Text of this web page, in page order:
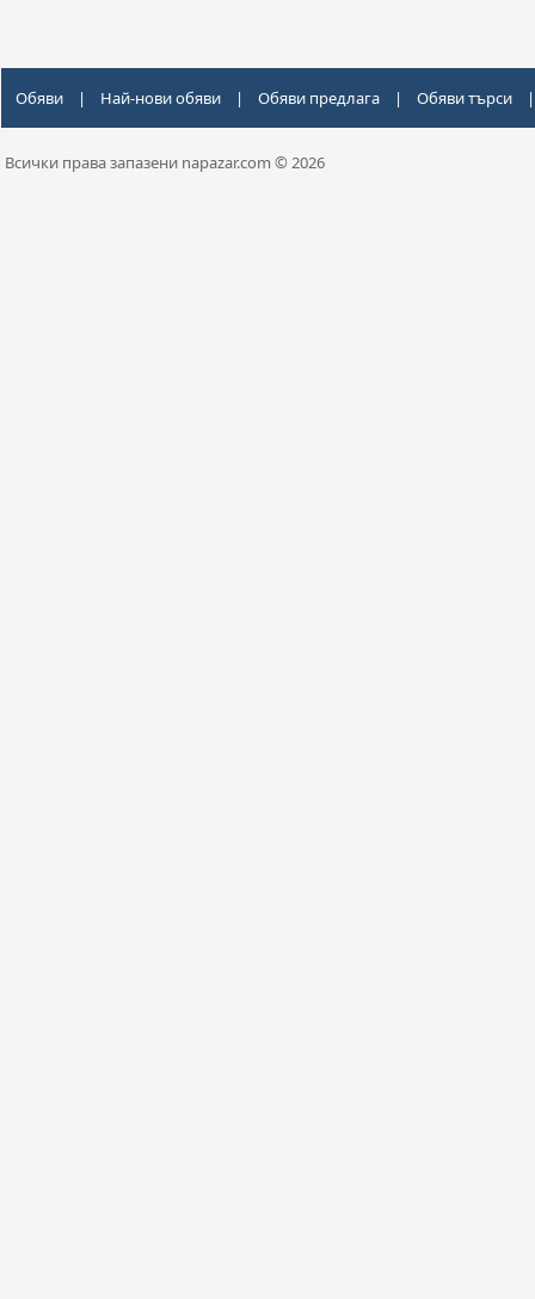
Обяви | Най-нови обяви | Обяви предлага | Обяви търси |
Всички права запазени napazar.com © 2026